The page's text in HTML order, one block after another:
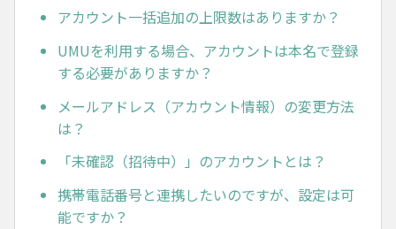
アカウント一括追加の上限数はありますか？
UMUを利用する場合、アカウントは本名で登録
する必要がありますか？
メールアドレス（アカウント情報）の変更方法
は？
「未確認（招待中）」のアカウントとは？
携帯電話番号と連携したいのですが、設定は可
能ですか？